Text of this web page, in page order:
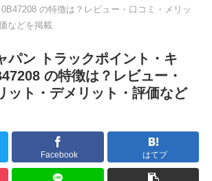
の特徴は？レビュー・口コミ・メリッ
などを掲載
パン トラックポイント・キ
の特徴は？レビュー・
ット・デメリット・評価など
Facebook はてブ